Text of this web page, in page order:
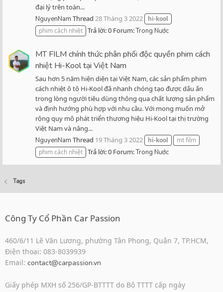
đại lý trên toàn...
NguyenNam Thread 28 Tháng 3 2022
hi-kool
phim cách nhiệt Trả lời: 0 Forum:Trong Nước
MT FILM chính thức phân phối độc quyền phim cách
nhiệt Hi-Kool tại Việt Nam
Sau hơn 5 năm hiện diện tại Việt Nam, các sản phẩm phim
cách nhiệt ô tô Hi-Kool đã nhanh chóng tạo được dấu ấn
trong lòng người tiêu dùng thông qua chất lượng sản phẩm
và định hướng phù hợp với nhu cầu. Với mong muốn mở
rộng quy mô phát triển thương hiệu Hi-Kool tại thị trường
Việt Nam và nâng...
NguyenNam Thread 19 Tháng 3 2022 hi-kool
mt film
phim cách nhiệt Trả lời: 0 Forum:Trong Nước
Tags
Công Ty Cổ Phần Car Passion
460/6/11 Lê Văn Lương, phường Tân Phong, Quận 7, TP.HCM,
Điện thoại: 083-8039939
Email: contact@carpassion.vn
Giấy phép MXH số 256/GP-BTTTT do Bộ TTTT cấp ngày